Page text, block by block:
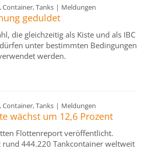
Container, Tanks | Meldungen
geduldet
die gleichzeitig als Kiste und als IBC
unter bestimmten Bedingungen
werden.
Container, Tanks | Meldungen
wächst um 12,6 Prozent
Flottenreport veröffentlicht.
rund 444.220 Tankcontainer weltweit